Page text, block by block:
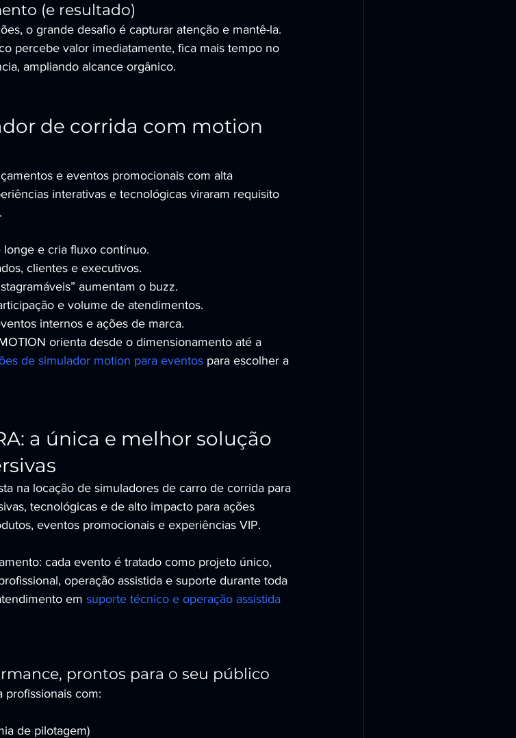
(e resultado)
o grande desafio é capturar atenção e mantê-la.
percebe valor imediatamente, fica mais tempo no
ampliando alcance orgânico.
de corrida com motion
e eventos promocionais com alta
interativas e tecnológicas viraram requisito
e cria fluxo contínuo.
clientes e executivos.
aumentam o buzz.
e volume de atendimentos.
internos e ações de marca.
orienta desde o dimensionamento até a
de simulador motion para eventos para escolher a
a única e melhor solução
na locação de simuladores de carro de corrida para
tecnológicas e de alto impacto para ações
eventos promocionais e experiências VIP.
cada evento é tratado como projeto único,
operação assistida e suporte durante toda
em suporte técnico e operação assistida
prontos para o seu público
com:
de pilotagem)